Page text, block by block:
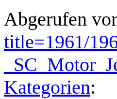
Abgerufen
title=1961/
Kategorien: